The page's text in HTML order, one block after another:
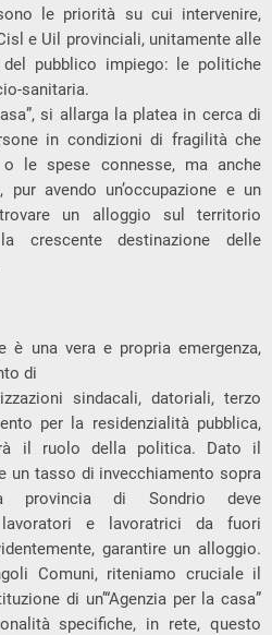
le priorità su cui intervenire,
e Uil provinciali, unitamente alle
pubblico impiego: le politiche
sanitaria.
si allarga la platea in cerca di
in condizioni di fragilità che
le spese connesse, ma anche
avendo un’occupazione e un
un alloggio sul territorio
crescente destinazione delle
è una vera e propria emergenza,
di
sindacali, datoriali, terzo
per la residenzialità pubblica,
il ruolo della politica. Dato il
un tasso di invecchiamento sopra
provincia di Sondrio deve
lavoratori e lavoratrici da fuori
garantire un alloggio.
Comuni, riteniamo cruciale il
di un’“Agenzia per la casa”
specifiche, in rete, questo